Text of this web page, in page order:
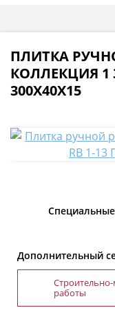
ПЛИТКА
КОЛЛЕКЦИЯ 1
300Х40Х15
Дополнительный
работы